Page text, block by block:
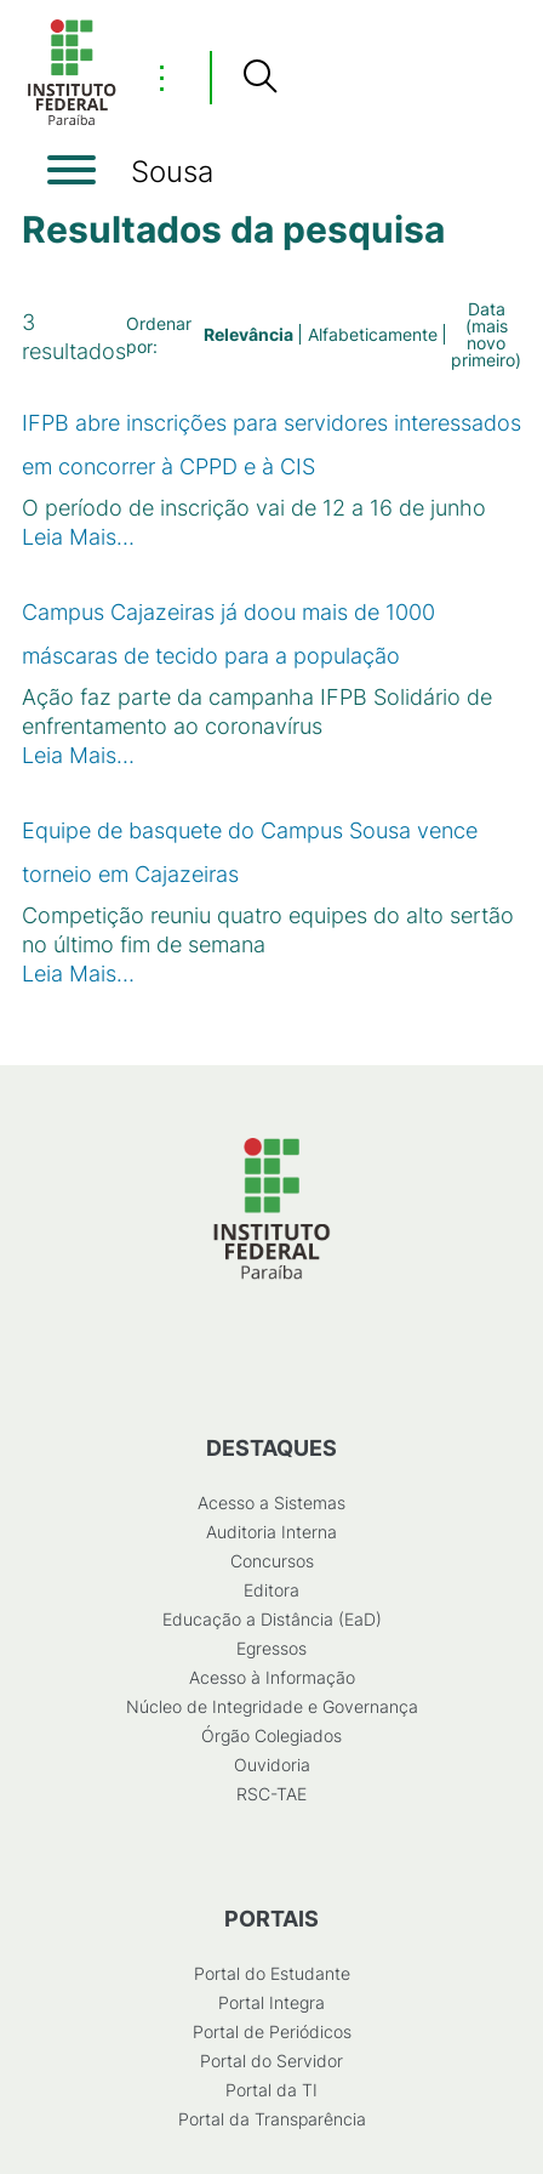
⋮
Sousa
Resultados da pesquisa
3
resultados
Ordenar
por:
Relevância Alfabeticamente
Data
(mais
novo
primeiro)
IFPB abre inscrições para servidores interessados
em concorrer à CPPD e à CIS
O período de inscrição vai de 12 a 16 de junho
Leia Mais…
Campus Cajazeiras já doou mais de 1000
máscaras de tecido para a população
Ação faz parte da campanha IFPB Solidário de
enfrentamento ao coronavírus
Leia Mais…
Equipe de basquete do Campus Sousa vence
torneio em Cajazeiras
Competição reuniu quatro equipes do alto sertão
no último fim de semana
Leia Mais…
DESTAQUES
Acesso a Sistemas
Auditoria Interna
Concursos
Editora
Educação a Distância (EaD)
Egressos
Acesso à Informação
Núcleo de Integridade e Governança
Órgão Colegiados
Ouvidoria
RSC-TAE
PORTAIS
Portal do Estudante
Portal Integra
Portal de Periódicos
Portal do Servidor
Portal da TI
Portal da Transparência